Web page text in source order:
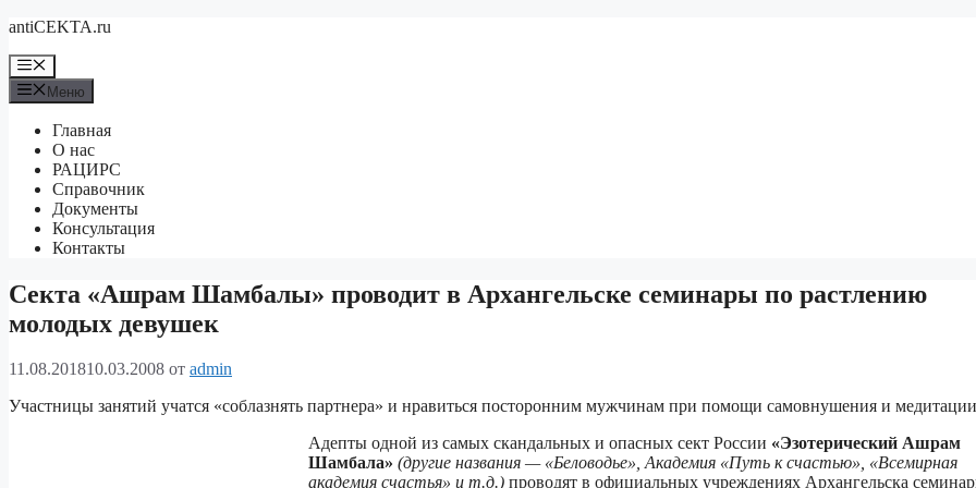
Перейти
содержимому
antiCEKTA.ru
Меню
Меню
Главная
О нас
РАЦИРС
Справочник
Документы
Консультация
Контакты
Секта «Ашрам Шамбалы» проводит в Архангельске семинары по растлению
молодых девушек
11.08.201810.03.2008 от admin
Участницы занятий учатся «соблазнять партнера» и нравиться посторонним мужчинам при помощи самовнушения и
Адепты одной из самых скандальных и опасных сект России «Эзотерический Ашрам
Шамбала» (другие названия — «Беловодье», Академия «Путь к счастью», «Всемирная
академия счастья» и т.д.) проводят в официальных учреждениях Архангельска